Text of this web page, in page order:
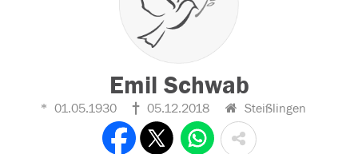
Emil Schwab
01.05.1930 05.12.2018 Steißlingen